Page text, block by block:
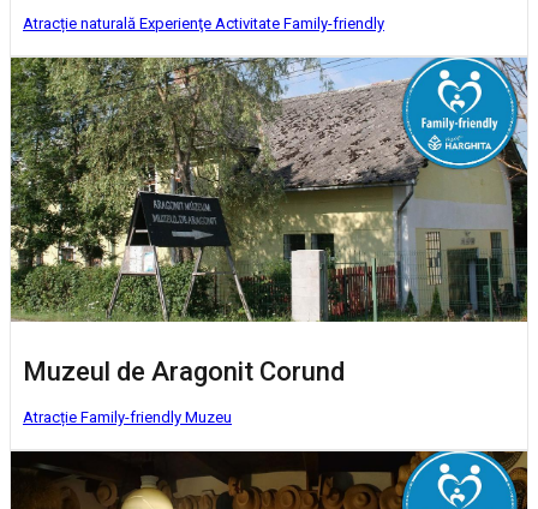
Atracție naturală Experienţe Activitate Family-friendly
Muzeul de Aragonit Corund
Atracție Family-friendly Muzeu